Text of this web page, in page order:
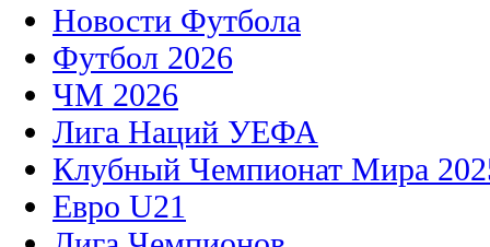
Новости Футбола
Футбол 2026
ЧМ 2026
Лига Наций УЕФА
Клубный Чемпионат Мира
Евро U21